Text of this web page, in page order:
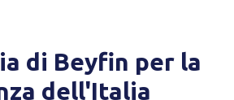
di Beyfin per la
dell'Italia
terze parti